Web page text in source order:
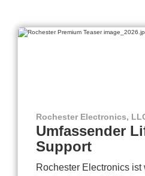
Rochester Electronics,
Umfassender
Support
Rochester Electronics